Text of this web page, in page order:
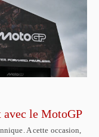
avec le MotoGP
A cette occasion,